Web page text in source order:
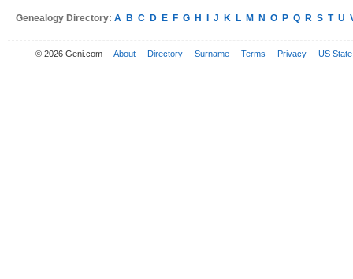
Genealogy Directory: A B C D E F G H J K L M N O P Q R S T U
© 2026 Geni.com About Directory Surname Terms Privacy US